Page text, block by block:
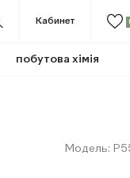
побутова хімія
Кабинет
Модель: